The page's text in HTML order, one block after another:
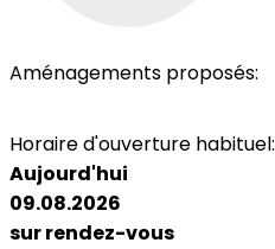
Aménagements proposés:
Horaire d'ouverture habituel:
Aujourd'hui
09.08.2026
sur rendez-vous